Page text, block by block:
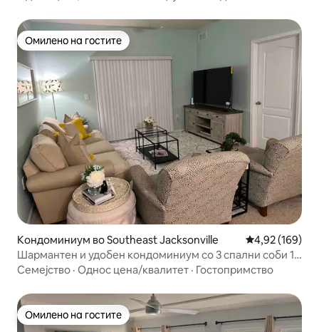
Омилено на гостите
Омилено на гостите
Кондоминиум во Southeast Jacksonville Просечна
4,92 (169)
Шармантен и удобен кондоминиум со 3 спални соби 15
милиони до плажа
Семејство · Однос цена/квалитет · Гостопримство
Омилено на гостите
Омилено на гостите